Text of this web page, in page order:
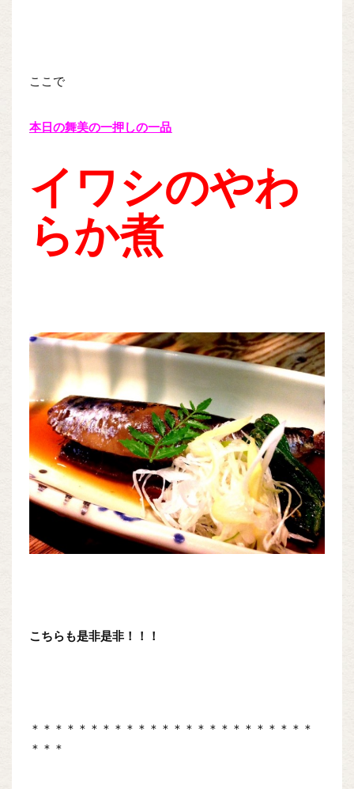
ここで
本日の舞美の一押しの一品
イワシのやわ
らか煮
こちらも是非是非！！！
＊＊＊＊＊＊＊＊＊＊＊＊＊＊＊＊＊＊＊＊＊＊＊＊
＊＊＊